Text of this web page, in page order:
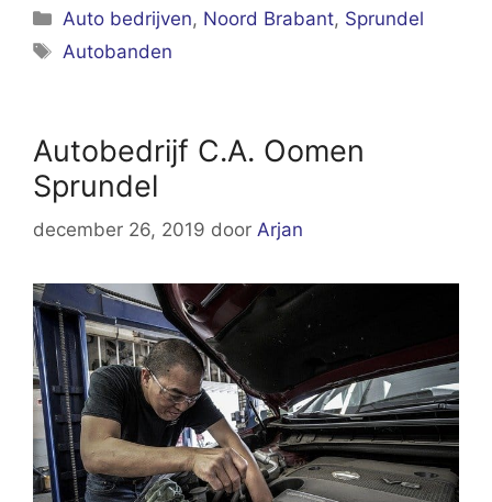
Categorieën
Auto bedrijven, Noord Brabant, Sprundel
Tags
Autobanden
Autobedrijf C.A. Oomen
Sprundel
december 26, 2019 door Arjan